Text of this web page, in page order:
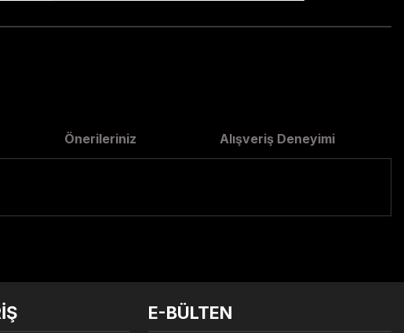
Önerileriniz Alışveriş Deneyimi
E-BÜLTEN